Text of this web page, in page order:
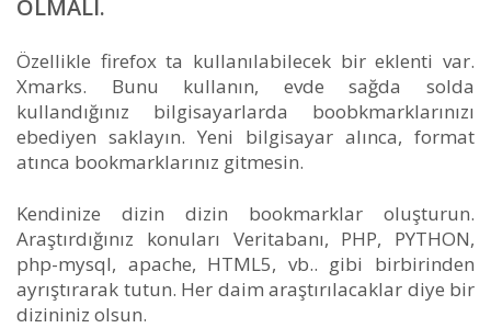
OLMALI.
Özellikle firefox ta kullanılabilecek bir eklenti var.
Xmarks. Bunu kullanın, evde sağda solda
kullandığınız bilgisayarlarda boobkmarklarınızı
ebediyen saklayın. Yeni bilgisayar alınca, format
atınca bookmarklarınız gitmesin.
Kendinize dizin dizin bookmarklar oluşturun.
Araştırdığınız konuları Veritabanı, PHP, PYTHON,
php-mysql, apache, HTML5, vb.. gibi birbirinden
ayrıştırarak tutun. Her daim araştırılacaklar diye bir
dizininiz olsun.